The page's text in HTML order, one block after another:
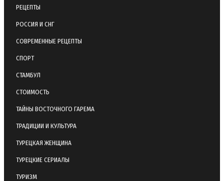
РЕЦЕПТЫ
РОССИЯ И СНГ
СОВРЕМЕННЫЕ РЕЦЕПТЫ
СПОРТ
СТАМБУЛ
СТОИМОСТЬ
ТАЙНЫ ВОСТОЧНОГО ГАРЕМА
ТРАДИЦИИ И КУЛЬТУРА
ТУРЕЦКАЯ ЖЕНЩИНА
ТУРЕЦКИЕ СЕРИАЛЫ
ТУРИЗМ